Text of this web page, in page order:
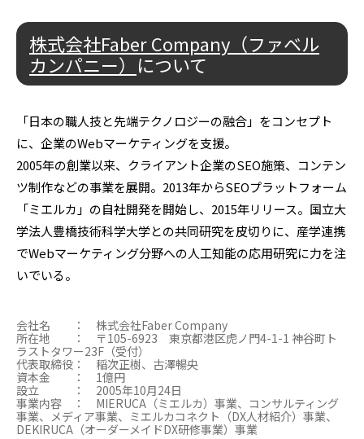
株式会社Faber Company（ファベル
カンパニー） について
「日本の職人技と先端テクノロジーの融合」をコンセプト
に、企業のWebマーケティングを支援。
2005年の創業以来、クライアント企業のSEO施策、コンテン
ツ制作などの事業を展開。2013年からSEOプラットフォーム
「ミエルカ」の自社開発を開始し、2015年リリース。国立大
学法人豊橋技術科学大学との共同研究を皮切りに、産学連携
でWebマーケティング分野への人工知能の応用研究に力を注
いでいる。
会社名 ： 株式会社Faber Company
所在地 ： 〒105-6923 東京都港区虎ノ門4-1-1 神谷町ト
ラストタワー23F（受付）
代表取締役： 稲次正樹、古澤暢央
資本金 ： 1億円
設立 ： 2005年10月24日
事業内容 ： MIERUCA（ミエルカ）事業、コンサルティング
事業、メディア事業、ミエルカコネクト（DX人材紹介）事業、
DEKIRUCA（オーダーメイドDX研修事業）事業